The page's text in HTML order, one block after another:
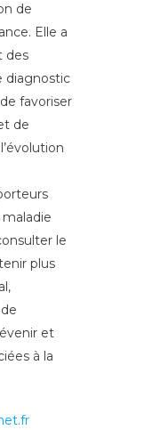
de
Elle a
des
diagnostic
favoriser
de
le
plus
et
à la